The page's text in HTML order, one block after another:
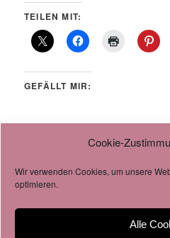
Cookie-
Wir verwenden Cookies, um unsere
optimieren.
Alle
TEILEN MIT:
GEFÄLLT MIR:
AGB
Datenschutzverordnung
Cookie-Richtlinie